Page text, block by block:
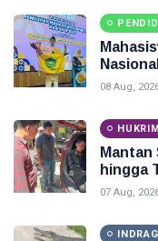
08 Aug,
HUKRIM
Mantan
hingga
07 Aug,